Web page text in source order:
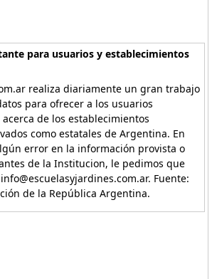
para usuarios y establecimientos
realiza diariamente un gran trabajo
para ofrecer a los usuarios
de los establecimientos
como estatales de Argentina. En
error en la información provista o
de la Institucion, le pedimos que
Fuente:
de la República Argentina.